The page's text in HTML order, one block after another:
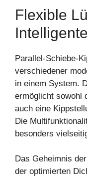
Flexible
Parallel-Schiebe-
verschiedener
in einem System.
ermöglicht sowohl
auch eine
Die
besonders
Das Geheimnis
der optimierten